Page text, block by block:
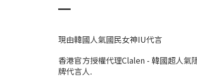
現由韓國人氣國民女神IU代言
香港官方授權代理Clalen - 韓國超人氣
牌代言人.